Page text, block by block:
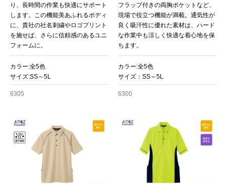
り、長時間の作業も快適にサポート
します。この機能美あふれるボディ
に、貴社の社名刺繍やロゴプリント
を施せば、さらに信頼感のあるユニ
フォームに。
カラー:全5色
サイズ:SS～5L
6305
フラップ付きの両胸ポケットなど、
現場で役立つ機能が満載。通気性が
良く吸汗性に優れた素材は、ハード
な作業中も涼しく快適な着心地を保
ちます。
カラー:全5色
サイズ：SS～5L
6300